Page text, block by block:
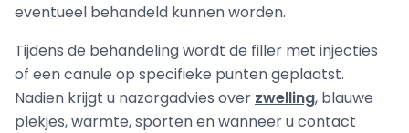
eventueel behandeld kunnen worden.
Tijdens de behandeling wordt de filler met injecties
of een canule op specifieke punten geplaatst.
Nadien krijgt u nazorgadvies over zwelling, blauwe
plekjes, warmte, sporten en wanneer u contact